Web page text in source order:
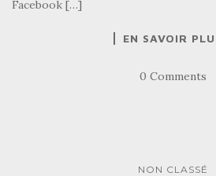
Facebook […]
EN SAVOIR
0 Comments
NON CLASSÉ